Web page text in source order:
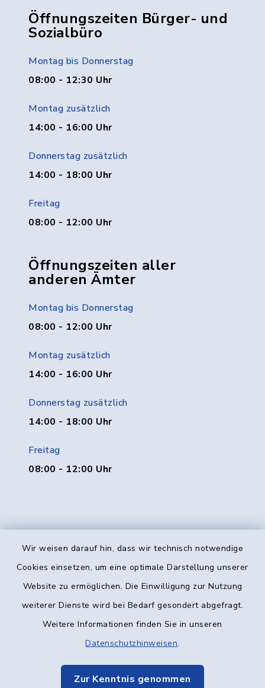
Wir weisen darauf hin, dass wir technisch notwendige
Cookies einsetzen, um eine optimale Darstellung unserer
Website zu ermöglichen. Die Einwilligung zur Nutzung
weiterer Dienste wird bei Bedarf gesondert abgefragt.
Weitere Informationen finden Sie in unseren
Datenschutzhinweisen.
Zur Kenntnis genommen
Öffnungszeiten Bürger- und
Sozialbüro
Montag bis Donnerstag
08:00 - 12:30 Uhr
Montag zusätzlich
14:00 - 16:00 Uhr
Donnerstag zusätzlich
14:00 - 18:00 Uhr
Freitag
08:00 - 12:00 Uhr
Öffnungszeiten aller
anderen Ämter
Montag bis Donnerstag
08:00 - 12:00 Uhr
Montag zusätzlich
14:00 - 16:00 Uhr
Donnerstag zusätzlich
14:00 - 18:00 Uhr
Freitag
08:00 - 12:00 Uhr
Kontakt
Datenschutz